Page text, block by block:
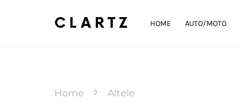
CLARTZ HOME AUTO/MOTO
Home Altele